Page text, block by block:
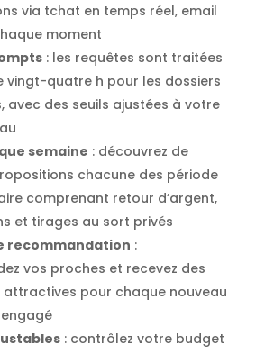
via tchat en temps réel, email
moment
: les requêtes sont traitées
vingt-quatre h pour les dossiers
avec des seuils ajustées à votre
semaine : découvrez de
chacune des période
comprenant retour d’argent,
et tirages au sort privés
recommandation :
vos proches et recevez des
pour chaque nouveau
: contrôlez votre budget